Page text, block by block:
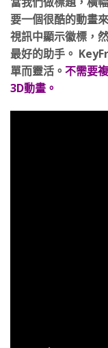
要一個很酷的動畫
視訊中顯示徽標，
最好的助手。
單而靈活。 不需要
3D動畫。